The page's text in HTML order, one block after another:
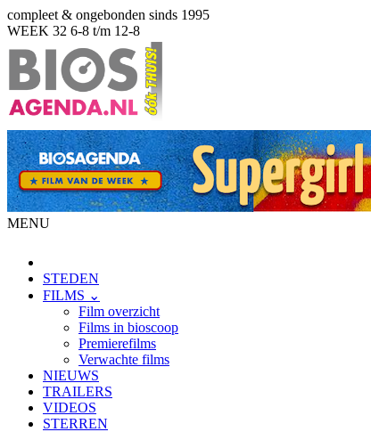
compleet & ongebonden sinds 1995
WEEK 32 6-8 t/m 12-8
MENU
STEDEN
FILMS ⌄
Film overzicht
Films in bioscoop
Premierefilms
Verwachte films
NIEUWS
TRAILERS
VIDEOS
STERREN